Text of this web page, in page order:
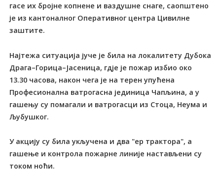
гасе их бројне копнене и ваздушне снаге, саопштено
је из кантоналног Оперативног центра Цивилне
заштите.
Најтежа ситуација јуче је била на локалитету Дубока
Драга–Горица–Јасеница, гдје је пожар избио око
13.30 часова, након чега је на терен упућена
Професионална ватрогасна јединица Чапљина, а у
гашењу су помагали и ватрогасци из Стоца, Неума и
Љубушког.
У акцију су била укључена и два "ер трактора", а
гашење и контрола пожарне линије настављени су
током ноћи.